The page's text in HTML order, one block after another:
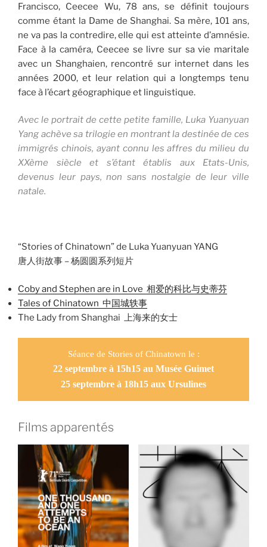
Francisco, Ceecee Wu, 78 ans, se définit toujours
comme étant la Dame de Shanghai. Sa mère, 101 ans,
ne va pas la contredire, elle qui est atteinte d’amnésie.
Face à la caméra, Ceecee se livre sur sa vie maritale
avec un Shanghaien, rencontré sur internet dans les
années 2000, et leur relation qui a longtemps tenu
face à l’écart géographique et linguistique.
Avec le portrait de cette petite famille, Luka Yuanyuan
Yang achève sa trilogie en montrant la destinée de ces
immigrés chinois, ayant connu les affres du milieu du
XXème siècle et s’étant établis aux Etats-Unis,
devenus leur pays, non sans nostalgie de leur ville
natale.
“Stories of Chinatown” de Luka Yuanyuan YANG
唐人街故事 – 杨圆圆系列短片
Coby and Stephen are in Love 相爱的科比与史蒂芬
Tales of Chinatown 中国城轶事
The Lady from Shanghai 上海来的女士
Séance de Stories of Chinatown le :
22 septembre à 15h15 au Musée Guimet
25 septembre à 18h15 aux Ursulines
Films apparentés